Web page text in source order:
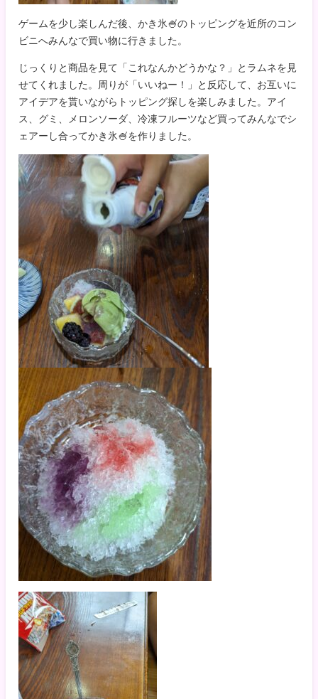
ゲームを少し楽しんだ後、かき氷🍧のトッピングを近所のコン
ビニへみんなで買い物に行きました。
じっくりと商品を見て「これなんかどうかな？」とラムネを見
せてくれました。周りが「いいねー！」と反応して、お互いに
アイデアを貰いながらトッピング探しを楽しみました。アイ
ス、グミ、メロンソーダ、冷凍フルーツなど買ってみんなでシ
ェアーし合ってかき氷🍧を作りました。